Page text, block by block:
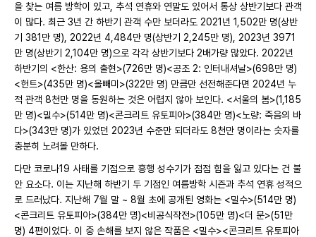
을 찾는 여름 방학이 있고, 추석 연휴와 연말도 있어서 통상 상반기보다 관객
이 많다. 최근 3년 간 하반기 관객 수만 보더라도 2021년 1,502만 명(상반
기 381만 명), 2022년 4,484만 명(상반기 2,245만 명), 2023년 3971
만 명(상반기 2,104만 명)으로 각각 상반기보다 2배가량 많았다. 2022년
하반기의 <한산: 용의 출현>(726만 명)<공조 2: 인터내셔날>(698만 명)
<헌트>(435만 명)<올빼미>(322만 명) 만큼만 선전해준다면 2024년 누
적 관객 8천만 명을 동원하는 것은 어렵지 않아 보인다. <서울의 봄>(1,185
만 명)<밀수>(514만 명)<콘크리트 유토피아>(384만 명)<노량: 죽음의 바
다>(343만 명)가 있었던 2023년 수준만 되더라도 8천만 명이라는 숫자를
충분히 노려볼 만하다.
다만 코로나19 사태를 기점으로 흥행 성수기가 점점 힘을 잃고 있다는 건 불
안 요소다. 이는 지난해 하반기 두 기점인 여름방학 시즌과 추석 연휴 성적으
로 드러났다. 지난해 7월 말 ~ 8월 초에 공개된 영화는 <밀수>(514만 명)
<콘크리트 유토피아>(384만 명)<비공식작전>(105만 명)<더 문>(51만
명) 4편이었다. 이 중 손해를 보지 않은 작품은 <밀수><콘크리트 유토피아